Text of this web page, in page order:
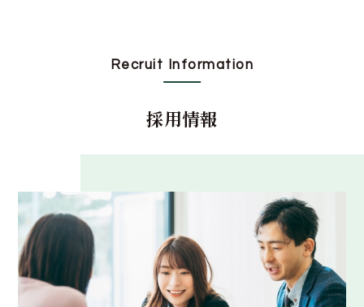
Recruit Information
採用情報